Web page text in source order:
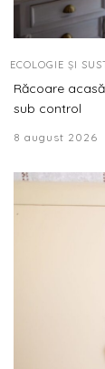
ECOLOGIE ȘI
Răcoare
sub control
8 august 2026